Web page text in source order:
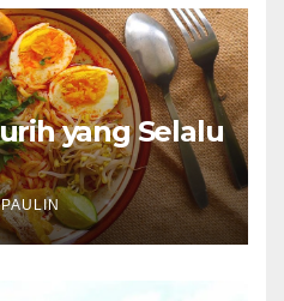
yang Selalu
PAULIN